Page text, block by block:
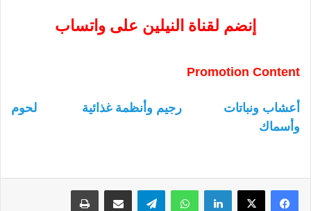
إنضم لقناة النيلين على واتساب
Promotion Content
أعشاب ونباتات رجيم وأنظمة غذائية
لحوم
وأسماك
لينكدإن واتساب